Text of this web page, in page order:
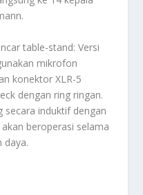
table-stand: Versi
mikrofon
konektor XLR-5
dengan ring ringan.
secara induktif dengan
beroperasi selama
daya.